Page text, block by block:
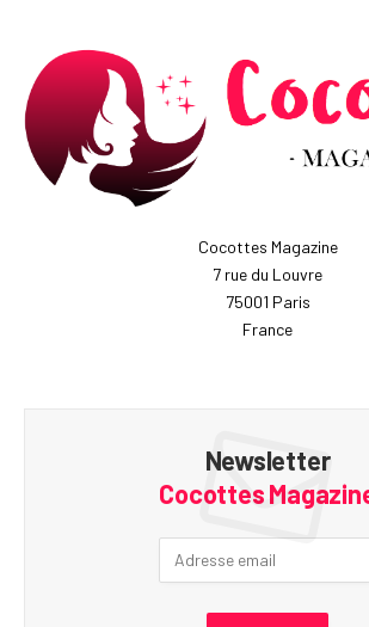
Cocottes Magazine
7 rue du Louvre
75001 Paris
France
Newsletter
Cocottes